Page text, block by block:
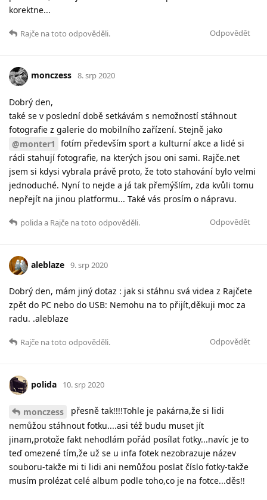
korektne...
Odpovědět
Rajče na toto odpověděli.
monczess 8. srp 2020
Dobrý den,
také se v poslední době setkávám s nemožností stáhnout
fotografie z galerie do mobilního zařízení. Stejně jako
@monter1 fotím především sport a kulturní akce a lidé si
rádi stahují fotografie, na kterých jsou oni sami. Rajče.net
jsem si kdysi vybrala právě proto, že toto stahování bylo velmi
jednoduché. Nyní to nejde a já tak přemýšlím, zda kvůli tomu
nepřejít na jinou platformu... Také vás prosím o nápravu.
Odpovědět
polidaa Rajče na toto odpověděli.
aleblaze 9. srp 2020
Dobrý den, mám jiný dotaz : jak si stáhnu svá videa z Rajčete
zpět do PC nebo do USB: Nemohu na to přijít,děkuji moc za
radu. .aleblaze
Odpovědět
Rajče na toto odpověděli.
polida 10. srp 2020
monczess
přesně tak!!!!Tohle je pakárna,že si lidi
nemůžou stáhnout fotku....asi též budu muset jít
jinam,protože fakt nehodlám pořád posílat fotky...navíc je to
teď omezené tím,že už se u infa fotek nezobrazuje název
souboru-takže mi ti lidi ani nemůžou poslat číslo fotky-takže
musím prolézat celé album podle toho,co je na fotce...děs!!